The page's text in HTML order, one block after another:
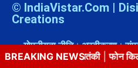
© IndiaVistar.Com |
Creations
गोपनीयता नीति अस्वीकरण
BREAKING NEWS
आतंकी|फोन किल स्विच: मोबाइल